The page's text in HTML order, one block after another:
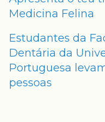
Medicina Felina
Estudantes da
Dentária da
Portuguesa
pessoas